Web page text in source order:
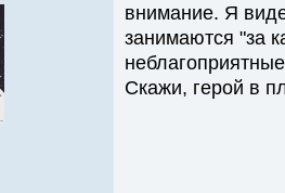
внимание. Я
занимаются "за
Скажи, герой в